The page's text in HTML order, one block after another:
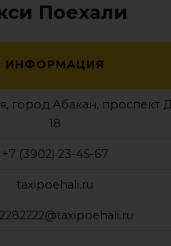
Поехали
ИНФОРМАЦИЯ
город Абакан,
18
+7 (3902) 23-45-67
taxipoehali.ru